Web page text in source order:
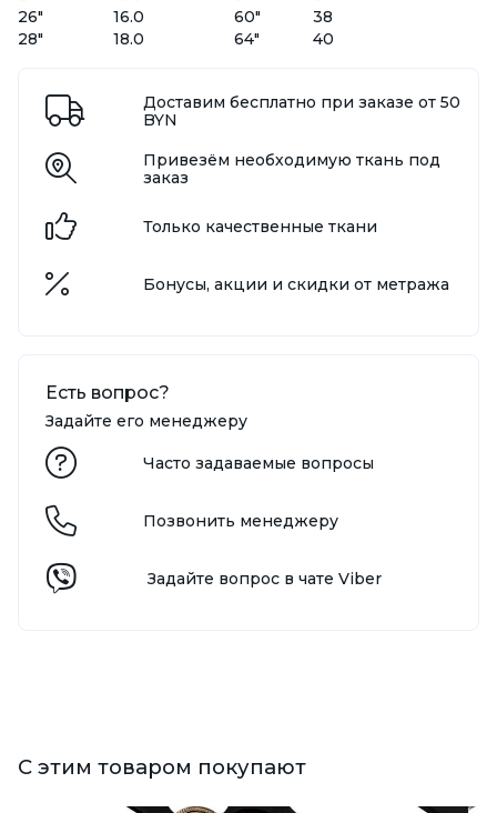
26"
16.0 60"
38
28"
18.0 64" 40
Доставим бесплатно при заказе от 50
BYN
Привезём необходимую ткань под
заказ
Только качественные ткани
Бонусы, акции и скидки от метража
Есть вопрос?
Задайте его менеджеру
Часто задаваемые вопросы
Позвонить менеджеру
Задайте вопрос в чате Viber
С этим товаром покупают